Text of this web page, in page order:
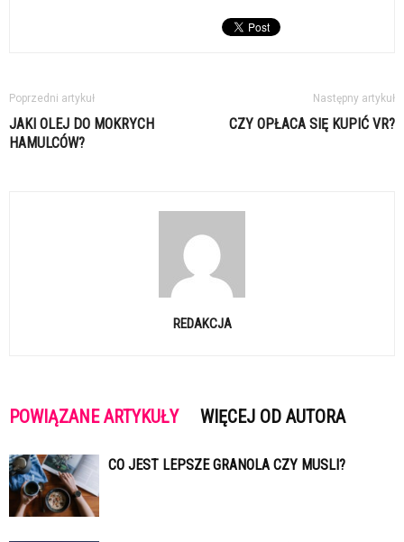
Poprzedni artykuł
JAKI OLEJ DO MOKRYCH
HAMULCÓW?
Następny artykuł
CZY OPŁACA SIĘ KUPIĆ VR?
REDAKCJA
POWIĄZANE ARTYKUŁY WIĘCEJ OD AUTORA
CO JEST LEPSZE GRANOLA CZY MUSLI?